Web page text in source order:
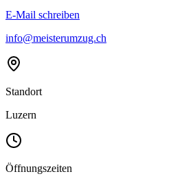
E-Mail schreiben
info@meisterumzug.ch
Standort
Luzern
Öffnungszeiten